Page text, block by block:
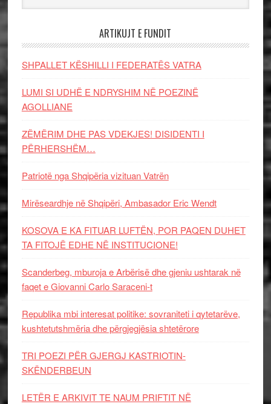
ARTIKUJT E FUNDIT
SHPALLET KËSHILLI I FEDERATËS VATRA
LUMI SI UDHË E NDRYSHIM NË POEZINË
AGOLLIANE
ZËMËRIM DHE PAS VDEKJES! DISIDENTI I
PËRHERSHËM…
Patriotë nga Shqipëria vizituan Vatrën
Mirëseardhje në Shqipëri, Ambasador Eric Wendt
KOSOVA E KA FITUAR LUFTËN, POR PAQEN DUHET
TA FITOJË EDHE NË INSTITUCIONE!
Scanderbeg, mburoja e Arbërisë dhe gjeniu ushtarak në
faqet e Giovanni Carlo Saraceni-t
Republika mbi interesat politike: sovraniteti i qytetarëve,
kushtetutshmëria dhe përgjegjësia shtetërore
TRI POEZI PËR GJERGJ KASTRIOTIN-
SKËNDERBEUN
LETËR E ARKIVIT TE NAUM PRIFTIT NË